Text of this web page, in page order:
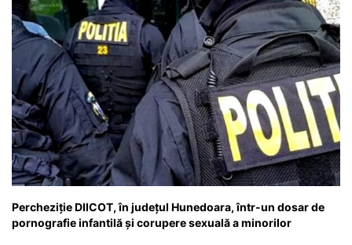
Percheziție DIICOT, în județul Hunedoara, într-un dosar de
pornografie infantilă și corupere sexuală a minorilor